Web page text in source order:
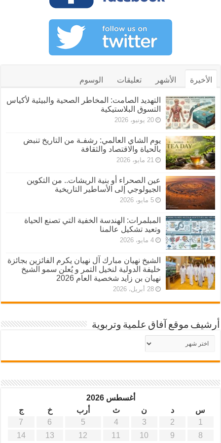
الأخيرة الأشهر تعليقات الوسوم
التهديد الصامت: المخاطر الصحية والبيئية لأكياس
التسوق البلاستيكية
20 يونيو، 2026
يوم الشاي العالمي: رشفـة من التاريخ تنبض
بالحياة والاقتصاد والثقافة
21 مايو، 2026
عين الصحراء أو بنية الريشات.. من التكوين
الجيولوجي إلى الأساطير التاريخية
5 مايو، 2026
المبلمرات: الهندسة الخفية التي تصنع الحياة
وتعيد تشكيل عالمنا
4 مايو، 2026
الشيخ نهيان مبارك آل نهيان يكرم الفائزين بجائزة
خليفة الدولية لنخيل التمر و يُعلن سمو الشيخ
نهيان بن زايد شخصية العام 2026
28 أبريل، 2026
أرشيف موقع آفاق علمية وتربوية
أرشيف
موقع
أغسطس 2026
س
د ن ث أرب خ
ج
1
2
3
4
5
6
7
8
9
10
11
12
13
14